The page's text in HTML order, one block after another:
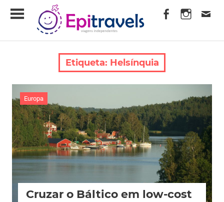
EpiTravels
Viagens
Independentes
Etiqueta: Helsínquia
Europa
Cruzar o Báltico em low-cost